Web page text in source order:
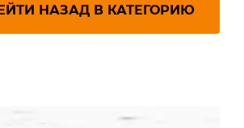
НАЗАД В КАТЕГОРИЮ